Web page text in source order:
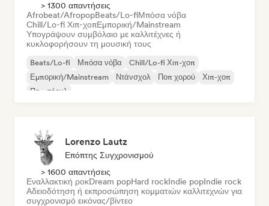
> 1300 απαντήσεις
Afrobeat/AfropopBeats/Lo-fiΜπόσα νόβα
Chill/Lo-fi Χιπ-χοπΕμπορική/Mainstream
Υπογράψουν συμβόλαιο με καλλιτέχνες ή
κυκλοφορήσουν τη μουσική τους
Beats/Lo-fi Μπόσα νόβα
Chill/Lo-fi Χιπ-χοπ
Εμπορική/Mainstream
Ντάνσχολ Ποπ χορού
Χιπ-χοπ
Ποπ σόουλ
Lorenzo Lautz
Επόπτης Συγχρονισμού
> 1600 απαντήσεις
Εναλλακτική ροκDream popHard rockIndie popIndie rock
Αδειοδότηση ή εκπροσώπηση κομματιών καλλιτεχνών για
συγχρονισμό εικόνας/βίντεο